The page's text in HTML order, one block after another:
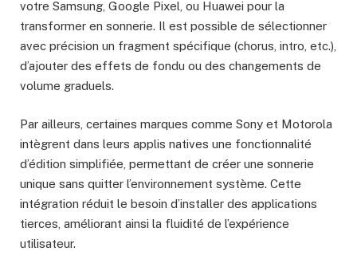
votre Samsung, Google Pixel, ou Huawei pour la
transformer en sonnerie. Il est possible de sélectionner
avec précision un fragment spécifique (chorus, intro, etc.),
d’ajouter des effets de fondu ou des changements de
volume graduels.
Par ailleurs, certaines marques comme Sony et Motorola
intègrent dans leurs applis natives une fonctionnalité
d’édition simplifiée, permettant de créer une sonnerie
unique sans quitter l’environnement système. Cette
intégration réduit le besoin d’installer des applications
tierces, améliorant ainsi la fluidité de l’expérience
utilisateur.